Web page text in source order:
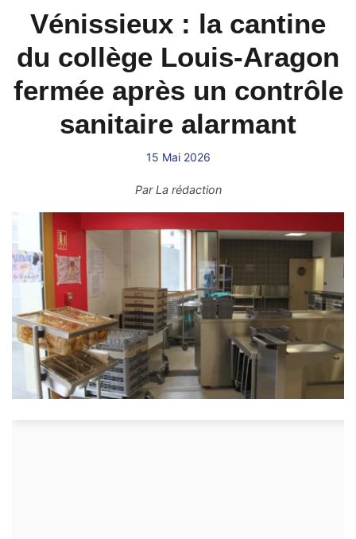
Vénissieux : la cantine
du collège Louis-Aragon
fermée après un contrôle
sanitaire alarmant
15 Mai 2026
ParLa rédaction